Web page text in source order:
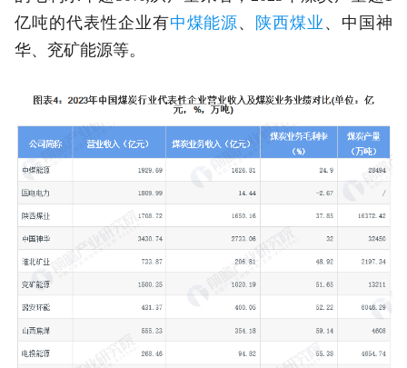
亿吨的代表性企业有中煤能源、 陕西煤业 、中国神
华、兖矿能源等。